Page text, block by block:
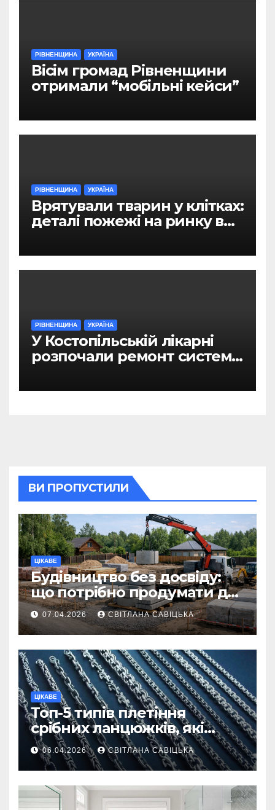
РІВНЕНЩИНА УКРАЇНА
Вісім громад Рівненщини
отримали “мобільні кейси”
РІВНЕНЩИНА УКРАЇНА
Врятували тварин у клітках:
деталі пожежі на ринку в
РІВНЕНЩИНА УКРАЇНА
У Костопільській лікарні
розпочали ремонт системи
ВИ ПРОПУСТИЛИ
ЦІКАВЕ
Будівництво без досвіду:
що потрібно продумати до
першої доставки на
ділянку
07.04.2026 СВІТЛАНА САВІЦЬКА
ЦІКАВЕ
Топ-5 типів плетіння
срібних ланцюжків, які
вважаються
найнадійнішими
06.04.2026 СВІТЛАНА САВІЦЬКА